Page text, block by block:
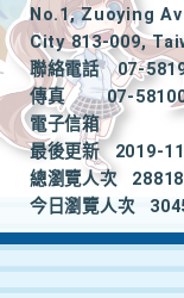
No.1, Zuoying
City 813-009,
聯絡電話
07-
傳真
07-
電子信箱
最後更新
2019-
總瀏覽人次
今日瀏覽人次